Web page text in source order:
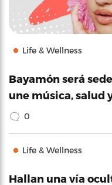
Life & Wellness
Bayamón será
une música, salud
0
Life & Wellness
Hallan una vía